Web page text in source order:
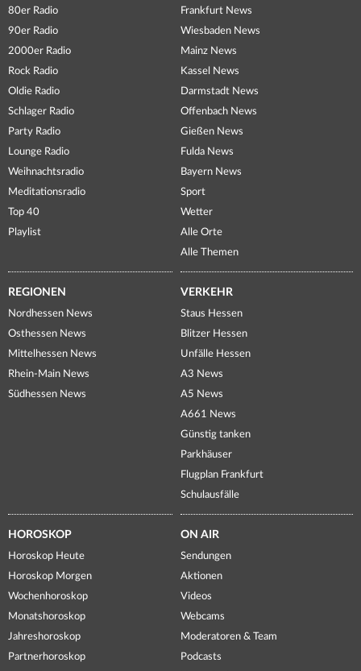
80er Radio
90er Radio
2000er Radio
Rock Radio
Oldie Radio
Schlager Radio
Party Radio
Lounge Radio
Weihnachtsradio
Meditationsradio
Top 40
Playlist
Frankfurt News
Wiesbaden News
Mainz News
Kassel News
Darmstadt News
Offenbach News
Gießen News
Fulda News
Bayern News
Sport
Wetter
Alle Orte
Alle Themen
REGIONEN
Nordhessen News
Osthessen News
Mittelhessen News
Rhein-Main News
Südhessen News
VERKEHR
Staus Hessen
Blitzer Hessen
Unfälle Hessen
A3 News
A5 News
A661 News
Günstig tanken
Parkhäuser
Flugplan Frankfurt
Schulausfälle
HOROSKOP
Horoskop Heute
Horoskop Morgen
Wochenhoroskop
Monatshoroskop
Jahreshoroskop
Partnerhoroskop
ON AIR
Sendungen
Aktionen
Videos
Webcams
Moderatoren & Team
Podcasts